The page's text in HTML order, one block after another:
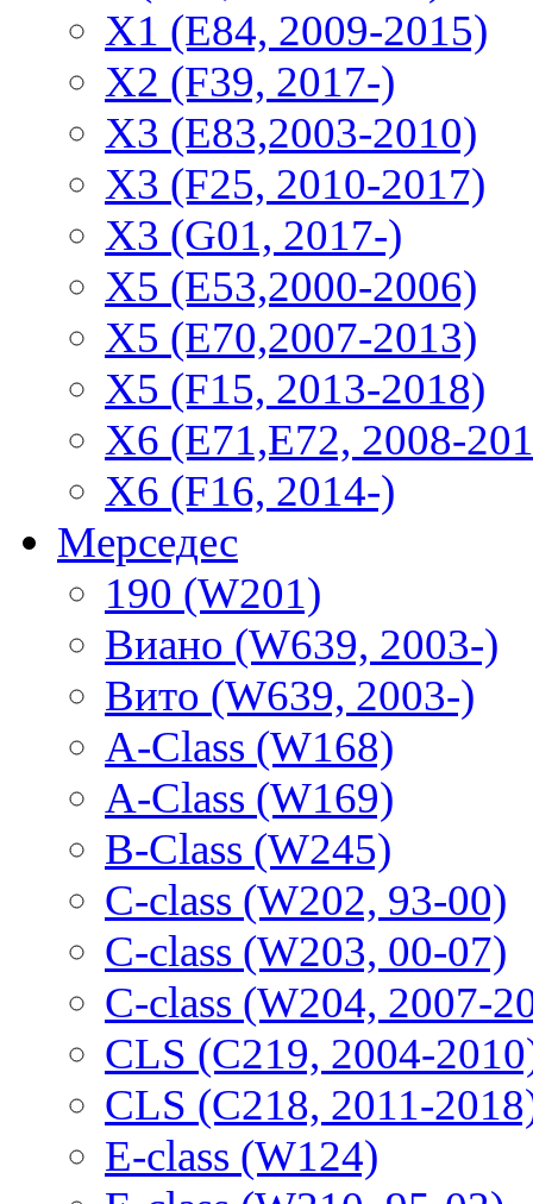
X1 (E84, 2009-2015)
Х2 (F39, 2017-)
X3 (E83,2003-2010)
X3 (F25, 2010-2017)
X3 (G01, 2017-)
X5 (E53,2000-2006)
X5 (E70,2007-2013)
X5 (F15, 2013-2018)
X6 (E71,E72, 2008-
X6 (F16, 2014-)
Мерседес
190 (W201)
Виано (W639, 2003-)
Вито (W639, 2003-)
A-Class (W168)
A-Class (W169)
B-Class (W245)
C-class (W202, 93-00)
C-class (W203, 00-07)
C-class (W204, 2007-
CLS (C219, 2004-
CLS (C218, 2011-
E-class (W124)